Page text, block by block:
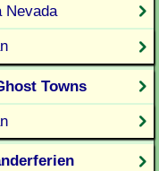
Nevada
Towns